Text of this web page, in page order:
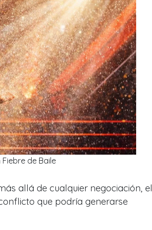
de Baile
allá de cualquier negociación, el
que podría generarse